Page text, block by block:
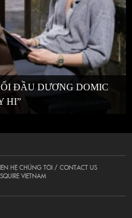
ĐẦU DƯƠNG DOMIC
HI”
HỆ CHÚNG TÔI / CONTACT US
VIETNAM